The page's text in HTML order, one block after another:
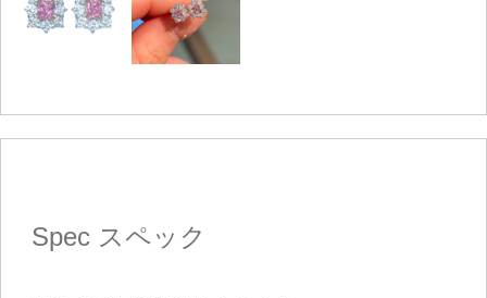
Spec スペック